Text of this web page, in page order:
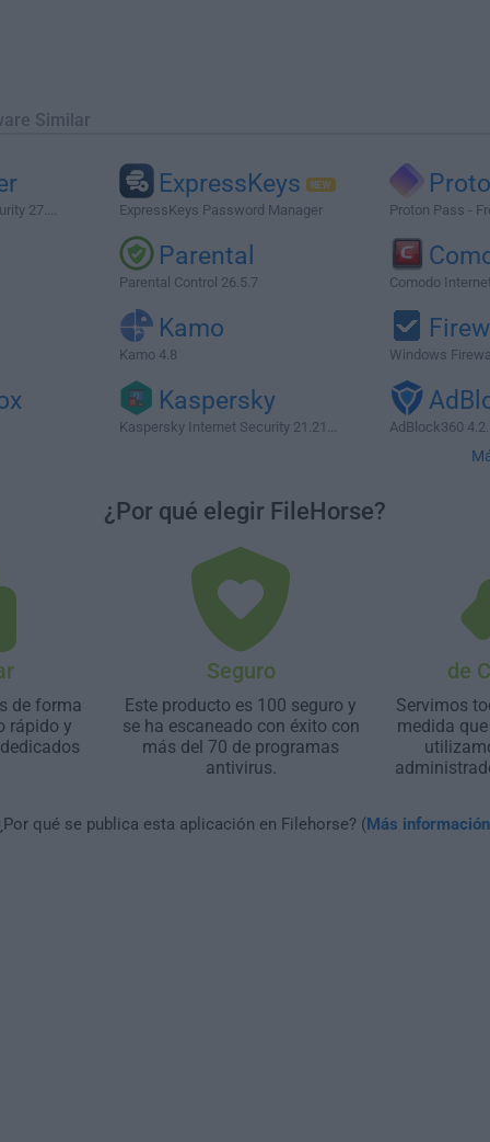
Similar
27....
ExpressKeys
ExpressKeys Password Manager Proton Pass -
Parental
Parental Control 26.5.7 Comodo
Kamo
Kamo 4.8 Windows
Kaspersky
Kaspersky Internet Security 21.21... AdBlock360
¿Por qué elegir FileHorse?
de forma
rápido y
Seguro
Este producto es 100 seguro y
se ha escaneado con éxito con
más del 70 de programas
antivirus.
de
Servimos
medida
qué se publica esta aplicación en Filehorse? (Más información